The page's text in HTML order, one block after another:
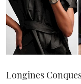
Longines